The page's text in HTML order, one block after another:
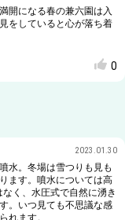
開になる春の兼六園は入
をしていると心が落ち着
0
2023.01.30
水。冬場は雪つりも見も
ます。噴水については高
く、水圧式で自然に湧き
。いつ見ても不思議な感
れます。